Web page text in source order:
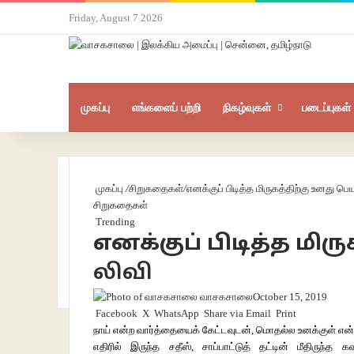
Friday, August 7 2026
முகப்பு எங்களைப் பற்றி நிகழ்வுகள் படைப்புகள்
முகப்பு/சிறுகதைகள்/எனக்குப் பிடித்த மிருகத்திற்கு உனது
சிறுகதைகள்
Trending
எனக்குப் பிடித்த
லிவி
வாசகசாலைOctober 15, 2019
Facebook X WhatsApp Share via Email Print
நாய் என்ற வார்த்தையைக் கேட்டவுடன், மொதல்ல உனக்குள்
எதிரில் இருந்த சதீஸ், சாப்பாட்டுத் தட்டின் மீதிருந்த